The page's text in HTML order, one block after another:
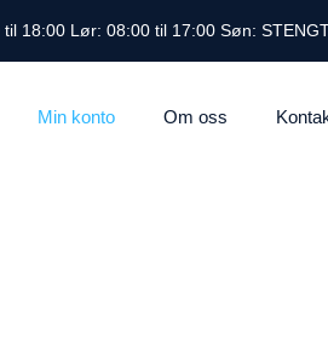
18:00 Lør: 08:00 til 17:00 Søn:
Min konto Om oss